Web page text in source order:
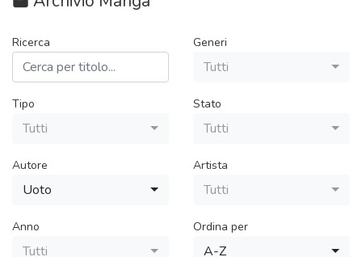
Ricerca Generi
Tutti
Tipo
Tutti
Stato
Tutti
Autore
Uoto
Artista
Tutti
Anno
Tutti
Ordina per
A-Z